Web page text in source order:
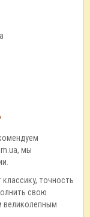
мы
точность
свою
великолепным